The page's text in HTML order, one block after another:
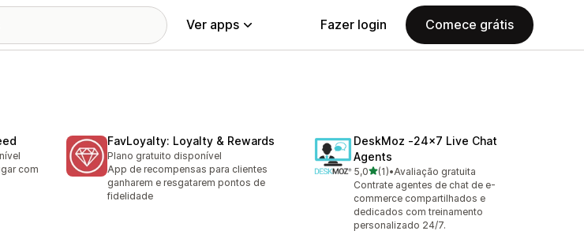
Ver apps Fazer login Comece grátis
com
FavLoyalty: Loyalty & Rewards
Plano gratuito disponível
App de recompensas para clientes
ganharem e resgatarem pontos de
fidelidade
DeskMoz ‑24x7 Live Chat
Agents
5,0de 5 estrelas
(1)
1 avaliações ao todo
•Avaliação gratuita
Contrate agentes de chat de e-
commerce compartilhados e
dedicados com treinamento
personalizado 24/7.